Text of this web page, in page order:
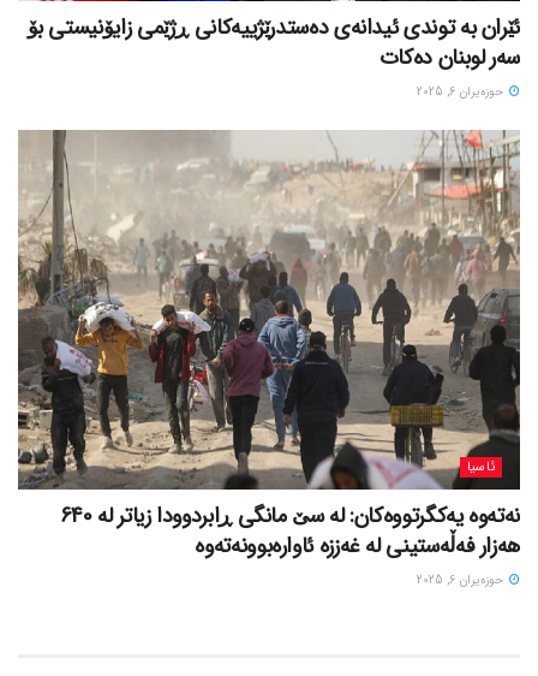
ئێران بە توندی ئیدانەی دەستدرێژییەکانی ڕژێمی زایۆنیستی بۆ
سەر لوبنان دەکات
حوزه‌یران 6, 2025
ئاسیا
نەتەوە یەکگرتووەکان: لە سێ مانگی ڕابردوودا زیاتر لە 640
هەزار فەڵەستینی لە غەززە ئاوارەبوونەتەوە
حوزه‌یران 6, 2025